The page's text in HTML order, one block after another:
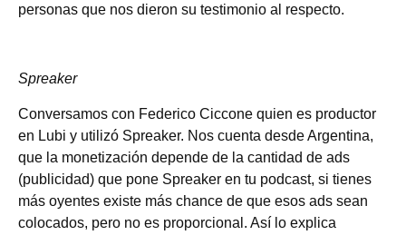
personas que nos dieron su testimonio al respecto.
Spreaker
Conversamos con Federico Ciccone quien es productor
en Lubi y utilizó Spreaker. Nos cuenta desde Argentina,
que la monetización depende de la cantidad de ads
(publicidad) que pone Spreaker en tu podcast, si tienes
más oyentes existe más chance de que esos ads sean
colocados, pero no es proporcional. Así lo explica